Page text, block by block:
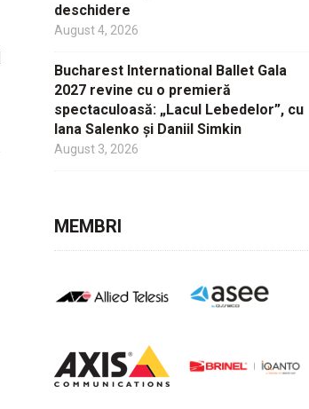
deschidere
August 4, 2026
Bucharest International Ballet Gala
2027 revine cu o premieră
spectaculoasă: „Lacul Lebedelor”, cu
Iana Salenko și Daniil Simkin
August 3, 2026
MEMBRI